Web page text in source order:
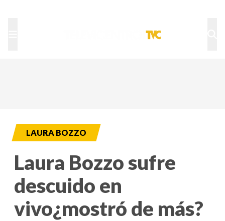
LAURA BOZZO
Laura Bozzo sufre
descuido en
vivo¿mostró de más?